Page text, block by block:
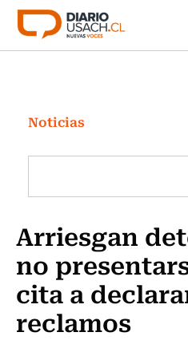
Click acá para ir
Investigación
Cultura
Programas Radio y TV
Noticias
Arriesgan
no
cita a
reclamos